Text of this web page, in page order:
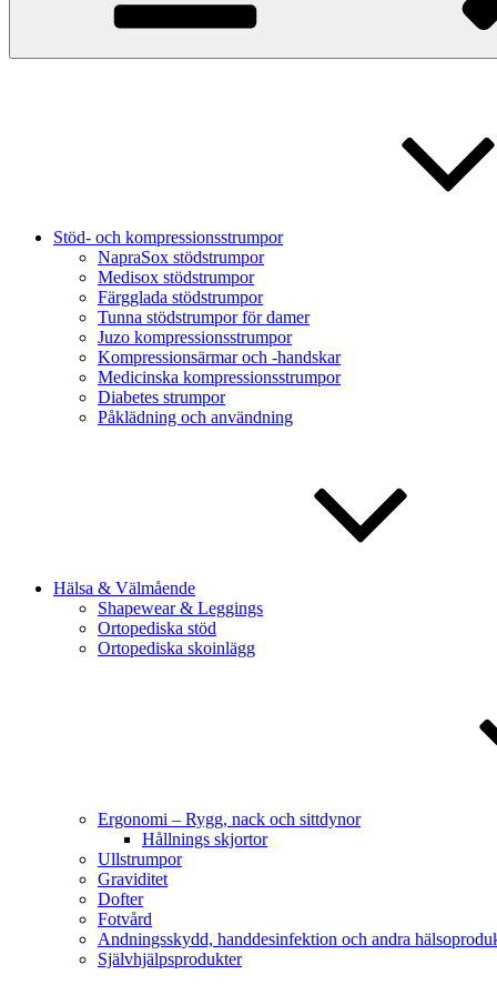
Stöd- och kompressionsstrumpor
NapraSox stödstrumpor
Medisox stödstrumpor
Färgglada stödstrumpor
Tunna stödstrumpor för damer
Juzo kompressionsstrumpor
Kompressionsärmar och -handskar
Medicinska kompressionsstrumpor
Diabetes strumpor
Påklädning och användning
Hälsa & Välmående
Shapewear & Leggings
Ortopediska stöd
Ortopediska skoinlägg
Ergonomi – Rygg, nack och sittdynor
Hållnings skjortor
Ullstrumpor
Graviditet
Dofter
Fotvård
Andningsskydd, handdesinfektion och andra
Självhjälpsprodukter